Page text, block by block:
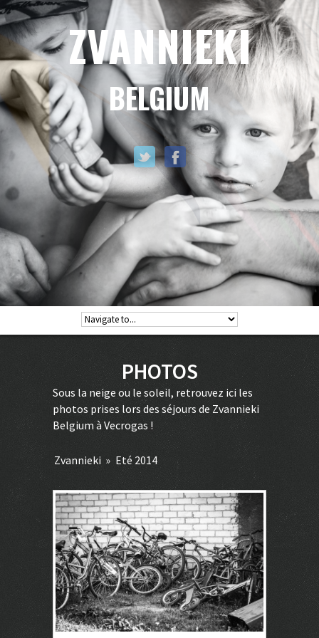
ZVANNIEKI
BELGIUM
PHOTOS
Sous la neige ou le soleil, retrouvez ici les
photos prises lors des séjours de Zvannieki
Belgium à Vecrogas !
Zvannieki » Eté 2014